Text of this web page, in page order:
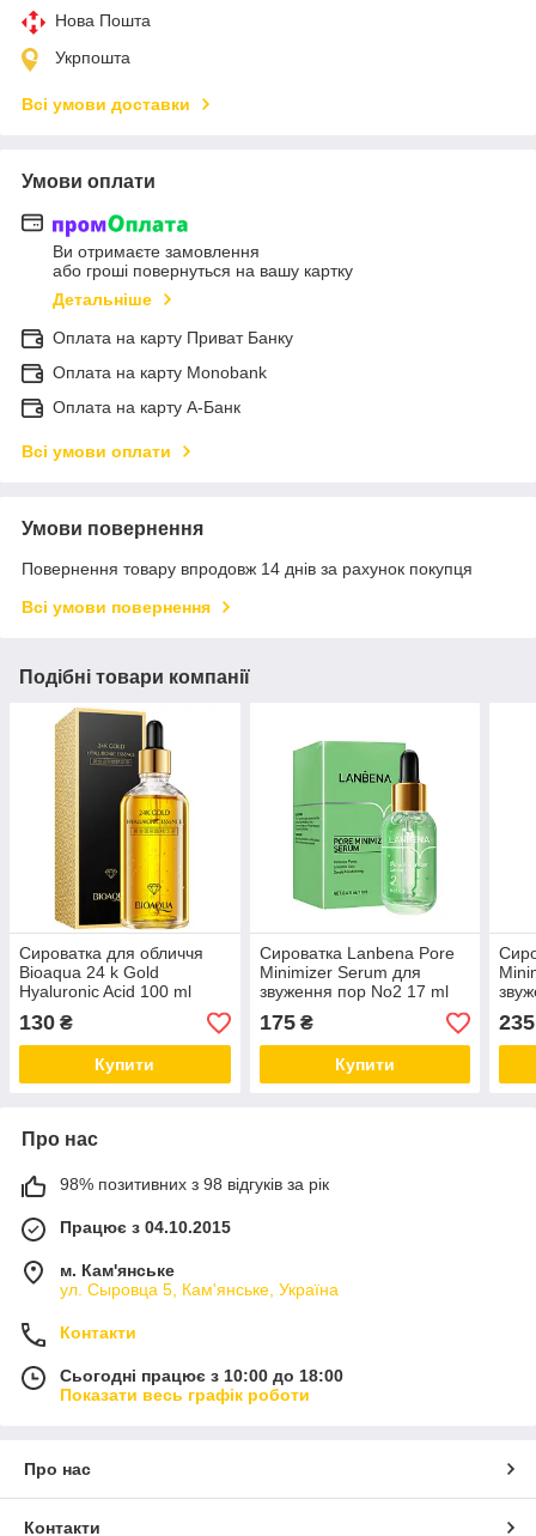
Нова Пошта
Укрпошта
Всі умови доставки
Умови оплати
Ви отримаєте замовлення
або гроші повернуться на вашу картку
Детальніше
Оплата на карту Приват Банку
Оплата на карту Monobank
Оплата на карту А-Банк
Всі умови оплати
Умови повернення
Повернення товару впродовж 14 днів за рахунок покупця
Всі умови повернення
Подібні товари компанії
Сироватка для обличчя
Bioaqua 24 k Gold
Hyaluronic Acid 100 ml
130 ₴
Купити
Сироватка Lanbena Pore
Minimizer Serum для
звуження пор No2 17 ml
175₴
Купити
235
Про нас
98% позитивних з 98 відгуків за рік
Працює з 04.10.2015
м. Кам'янське
ул. Сыровца 5, Кам'янське, Україна
Контакти
Сьогодні працює з 10:00 до 18:00
Показати весь графік роботи
Про нас
Контакти